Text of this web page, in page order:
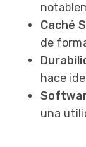
Caché
de
hace
una